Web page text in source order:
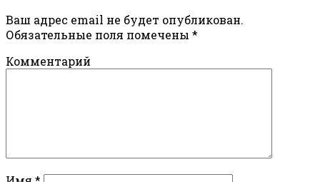
Ваш адрес email не будет опубликован.
Обязательные поля помечены *
Комментарий